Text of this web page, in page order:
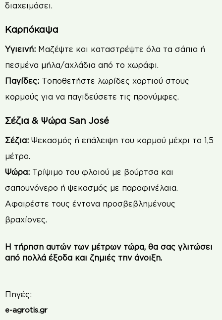
διαχειμάσει.
Καρπόκαψα
Υγιεινή: Μαζέψτε και καταστρέψτε όλα τα σάπια ή
πεσμένα μήλα/αχλάδια από το χωράφι.
Παγίδες: Τοποθετήστε λωρίδες χαρτιού στους
κορμούς για να παγιδεύσετε τις προνύμφες.
Σέζια & Ψώρα San José
Σέζια: Ψεκασμός ή επάλειψη του κορμού μέχρι το 1,5
μέτρο.
Ψώρα: Τρίψιμο του φλοιού με βούρτσα και
σαπουνόνερο ή ψεκασμός με παραφινέλαια.
Αφαιρέστε τους έντονα προσβεβλημένους
βραχίονες.
Η τήρηση αυτών των μέτρων τώρα, θα σας γλιτώσει
από πολλά έξοδα και ζημιές την άνοιξη.
Πηγές:
e-agrotis.gr